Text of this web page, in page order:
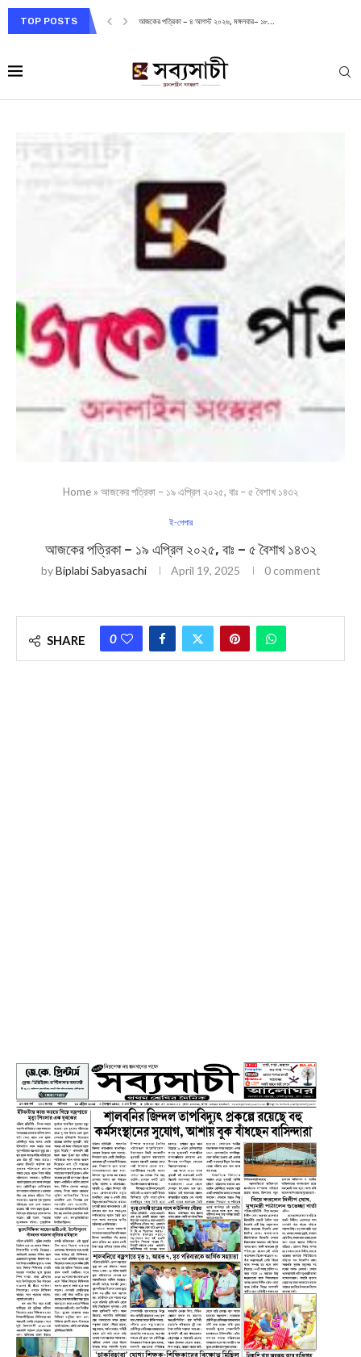
TOP POSTS আজকের পত্রিকা – ৪ আগস্ট ২০২৬, মঙ্গলবার– ১৮...
Home » আজকের পত্রিকা – ১৯ এপ্রিল ২০২৫, বাঃ – ৫ বৈশাখ ১৪৩২
ই-পেপার
আজকের পত্রিকা – ১৯ এপ্রিল ২০২৫, বাঃ – ৫ বৈশাখ ১৪৩২
byBiplabi Sabyasachi April 19, 2025 0 comment
SHARE 0